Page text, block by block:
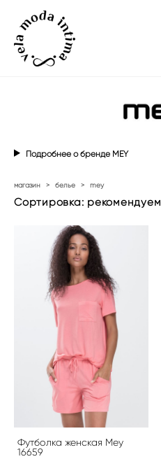
Подробнее о бренде МEY
магазин > белье > mey
Сортировка: рекомендуем
Футболка женская Mey
16659